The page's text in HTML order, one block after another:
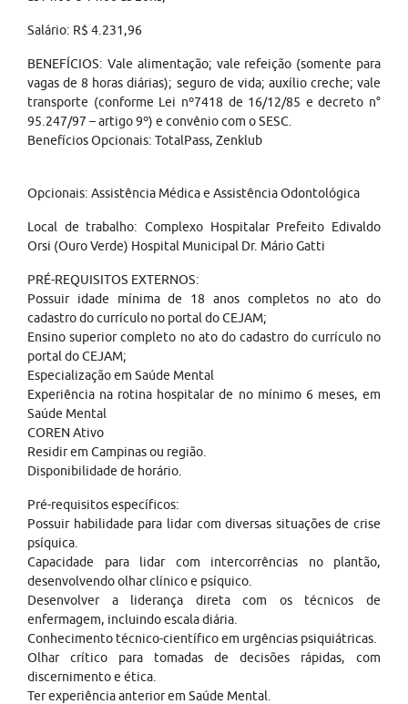
Salário: R$ 4.231,96
BENEFÍCIOS: Vale alimentação; vale refeição (somente para
vagas de 8 horas diárias); seguro de vida; auxílio creche; vale
transporte (conforme Lei nº7418 de 16/12/85 e decreto n°
95.247/97 – artigo 9º) e convênio com o SESC.
Benefícios Opcionais: TotalPass, Zenklub
Opcionais: Assistência Médica e Assistência Odontológica
Local de trabalho: Complexo Hospitalar Prefeito Edivaldo
Orsi (Ouro Verde) Hospital Municipal Dr. Mário Gatti
PRÉ-REQUISITOS EXTERNOS:
Possuir idade mínima de 18 anos completos no ato do
cadastro do currículo no portal do CEJAM;
Ensino superior completo no ato do cadastro do currículo no
portal do CEJAM;
Especialização em Saúde Mental
Experiência na rotina hospitalar de no mínimo 6 meses, em
Saúde Mental
COREN Ativo
Residir em Campinas ou região.
Disponibilidade de horário.
Pré-requisitos específicos:
Possuir habilidade para lidar com diversas situações de crise
psíquica.
Capacidade para lidar com intercorrências no plantão,
desenvolvendo olhar clínico e psíquico.
Desenvolver a liderança direta com os técnicos de
enfermagem, incluindo escala diária.
Conhecimento técnico-científico em urgências psiquiátricas.
Olhar crítico para tomadas de decisões rápidas, com
discernimento e ética.
Ter experiência anterior em Saúde Mental.